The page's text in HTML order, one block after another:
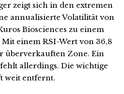
zeigt sich in den extremen
annualisierte Volatilität von
Biosciences zu einem
einem RSI-Wert von 36,8
überverkauften Zone. Ein
allerdings. Die wichtige
weit entfernt.